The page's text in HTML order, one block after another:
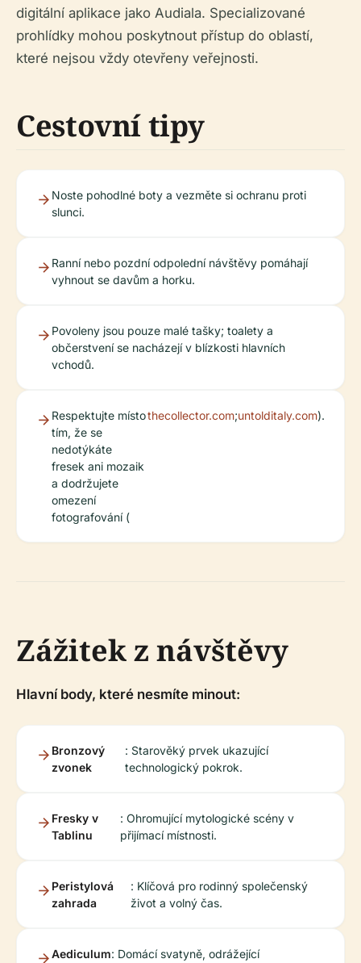
digitální aplikace jako Audiala. Specializované
prohlídky mohou poskytnout přístup do oblastí,
které nejsou vždy otevřeny veřejnosti.
Cestovní tipy
Noste pohodlné boty a vezměte si ochranu proti
slunci.
Ranní nebo pozdní odpolední návštěvy pomáhají
vyhnout se davům a horku.
Povoleny jsou pouze malé tašky; toalety a
občerstvení se nacházejí v blízkosti hlavních
vchodů.
Respektujte místo
tím, že se
nedotýkáte
fresek ani mozaik
a dodržujete
omezení
fotografování (
thecollector.com;untolditaly.com).
Zážitek z návštěvy
Hlavní body, které nesmíte minout:
Bronzový
zvonek
: Starověký prvek ukazující
technologický pokrok.
Fresky v
Tablinu
: Ohromující mytologické scény v
přijímací místnosti.
Peristylová
zahrada
: Klíčová pro rodinný společenský
život a volný čas.
Aediculum: Domácí svatyně, odrážející